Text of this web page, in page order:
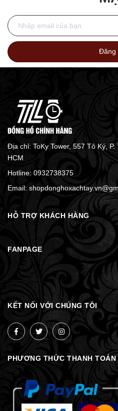
Đăng
Địa chỉ: ToKy Tower, 557 Tô Ký,
HCM
Hotline: 0932738375
Email:
HỖ TRỢ KHÁCH HÀNG
FANPAGE
KẾT NỐI VỚI CHÚNG TÔI
PHƯƠNG THỨC THANH TOÁN